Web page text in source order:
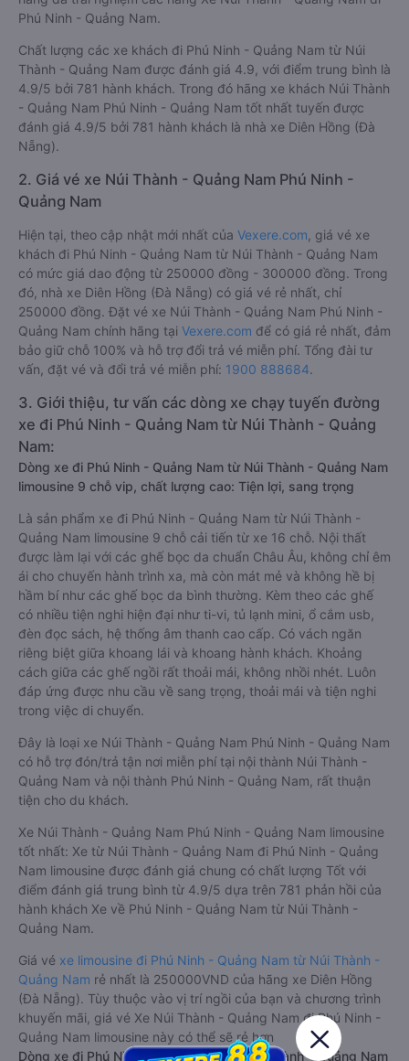
Phú Ninh - Quảng Nam.
Chất lượng các xe khách đi Phú Ninh - Quảng Nam từ Núi
Thành - Quảng Nam được đánh giá 4.9, với điểm trung bình là
4.9/5 bởi 781 hành khách. Trong đó hãng xe khách Núi Thành
- Quảng Nam Phú Ninh - Quảng Nam tốt nhất tuyến được
đánh giá 4.9/5 bởi 781 hành khách là nhà xe Diên Hồng (Đà
Nẵng).
2. Giá vé xe Núi Thành - Quảng Nam Phú Ninh -
Quảng Nam
Hiện tại, theo cập nhật mới nhất của Vexere.com , giá vé xe
khách đi Phú Ninh - Quảng Nam từ Núi Thành - Quảng Nam
có mức giá dao động từ 250000 đồng - 300000 đồng. Trong
đó, nhà xe Diên Hồng (Đà Nẵng) có giá vé rẻ nhất, chỉ
250000 đồng. Đặt vé xe Núi Thành - Quảng Nam Phú Ninh -
Quảng Nam chính hãng tại Vexere.com để có giá rẻ nhất, đảm
bảo giữ chỗ 100% và hỗ trợ đổi trả vé miễn phí. Tổng đài tư
vấn, đặt vé và đổi trả vé miễn phí: 1900 888684.
3. Giới thiệu, tư vấn các dòng xe chạy tuyến đường
xe đi Phú Ninh - Quảng Nam từ Núi Thành - Quảng
Nam:
Dòng xe đi Phú Ninh - Quảng Nam từ Núi Thành - Quảng Nam
limousine 9 chỗ vip, chất lượng cao: Tiện lợi, sang trọng
Là sản phẩm xe đi Phú Ninh - Quảng Nam từ Núi Thành -
Quảng Nam limousine 9 chỗ cải tiến từ xe 16 chỗ. Nội thất
được làm lại với các ghế bọc da chuẩn Châu Âu, không chỉ êm
ái cho chuyến hành trình xa, mà còn mát mẻ và không hề bị
hầm bí như các ghế bọc da bình thường. Kèm theo các ghế
có nhiều tiện nghi hiện đại như ti-vi, tủ lạnh mini, ổ cắm usb,
đèn đọc sách, hệ thống âm thanh cao cấp. Có vách ngăn
riêng biệt giữa khoang lái và khoang hành khách. Khoảng
cách giữa các ghế ngồi rất thoải mái, không nhồi nhét. Luôn
đáp ứng được nhu cầu về sang trọng, thoải mái và tiện nghi
trong việc di chuyển.
Đây là loại xe Núi Thành - Quảng Nam Phú Ninh - Quảng Nam
có hỗ trợ đón/trả tận nơi miễn phí tại nội thành Núi Thành -
Quảng Nam và nội thành Phú Ninh - Quảng Nam, rất thuận
tiện cho du khách.
Xe Núi Thành - Quảng Nam Phú Ninh - Quảng Nam limousine
tốt nhất: Xe từ Núi Thành - Quảng Nam đi Phú Ninh - Quảng
Nam limousine được đánh giá chung có chất lượng Tốt với
điểm đánh giá trung bình từ 4.9/5 dựa trên 781 phản hồi của
hành khách Xe về Phú Ninh - Quảng Nam từ Núi Thành -
Quảng Nam.
Giá vé xe limousine đi Phú Ninh - Quảng Nam từ Núi Thành -
Quảng Nam rẻ nhất là 250000VND của hãng xe Diên Hồng
(Đà Nẵng). Tùy thuộc vào vị trí ngồi của bạn và chương trình
khuyến mãi, giá vé Xe Núi Thành - Quảng Nam đi Phú Ninh -
Quảng Nam limousine này có thể sẽ rẻ hơn
Dòng xe đi Phú Ninh - Quảng Nam từ Núi Thành - Quảng Nam